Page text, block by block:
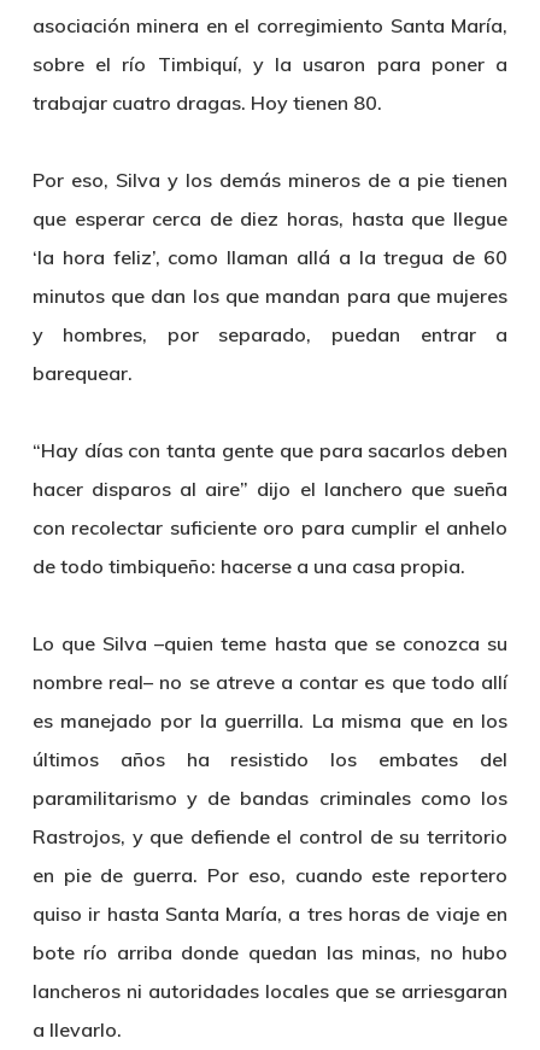
asociación minera en el corregimiento Santa María,
sobre el río Timbiquí, y la usaron para poner a
trabajar cuatro dragas. Hoy tienen 80.
Por eso, Silva y los demás mineros de a pie tienen
que esperar cerca de diez horas, hasta que llegue
‘la hora feliz’, como llaman allá a la tregua de 60
minutos que dan los que mandan para que mujeres
y hombres, por separado, puedan entrar a
barequear.
“Hay días con tanta gente que para sacarlos deben
hacer disparos al aire” dijo el lanchero que sueña
con recolectar suficiente oro para cumplir el anhelo
de todo timbiqueño: hacerse a una casa propia.
Lo que Silva –quien teme hasta que se conozca su
nombre real– no se atreve a contar es que todo allí
es manejado por la guerrilla. La misma que en los
últimos años ha resistido los embates del
paramilitarismo y de bandas criminales como los
Rastrojos, y que defiende el control de su territorio
en pie de guerra. Por eso, cuando este reportero
quiso ir hasta Santa María, a tres horas de viaje en
bote río arriba donde quedan las minas, no hubo
lancheros ni autoridades locales que se arriesgaran
a llevarlo.